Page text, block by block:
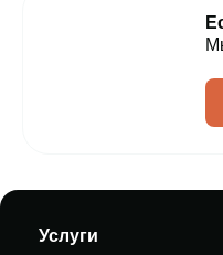
Услуги